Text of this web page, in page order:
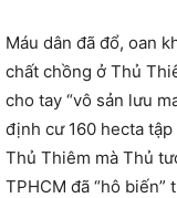
Máu dân đã đổ, oan
chất chồng ở Thủ
cho tay “vô sản lưu
định cư 160 hecta
Thủ Thiêm mà Thủ
TPHCM đã “hô